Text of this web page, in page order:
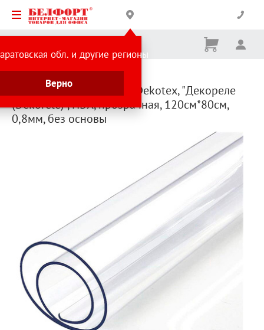
обл. и другие регионы
Верно
Корзина
Ничего
Каталог товаров Текстиль Скатерти
Скатерть гибкое стекло Dekotex, "Декореле
(Dekorele)", ПВХ, прозрачная, 120см*80см,
0,8мм, без основы